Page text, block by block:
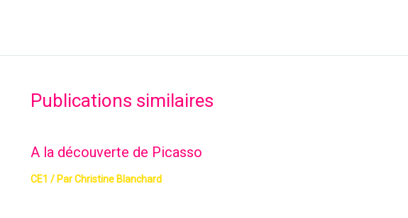
Publications similaires
A la découverte de Picasso
CE1 / ParChristine Blanchard